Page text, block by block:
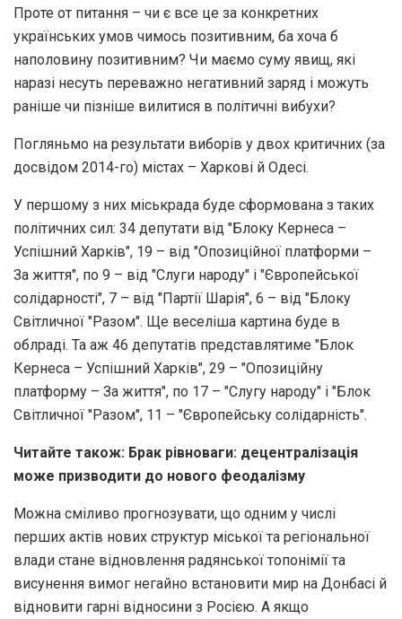
Проте от питання – чи є все це за конкретних
українських умов чимось позитивним, ба хоча б
наполовину позитивним? Чи маємо суму явищ, які
наразі несуть переважно негативний заряд і можуть
раніше чи пізніше вилитися в політичні вибухи?
Погляньмо на результати виборів у двох критичних (за
досвідом 2014-го) містах – Харкові й Одесі.
У першому з них міськрада буде сформована з таких
політичних сил: 34 депутати від "Блоку Кернеса –
Успішний Харків", 19 – від "Опозиційної платформи –
За життя", по 9 – від "Слуги народу" і "Європейської
солідарності", 7 – від "Партії Шарія", 6 – від "Блоку
Світличної "Разом". Ще веселіша картина буде в
облраді. Та аж 46 депутатів представлятиме "Блок
Кернеса – Успішний Харків", 29 – "Опозиційну
платформу – За життя", по 17 – "Слугу народу" і "Блок
Світличної "Разом", 11 – "Європейську солідарність".
Читайте також: Брак рівноваги: децентралізація
може призводити до нового феодалізму
Можна сміливо прогнозувати, що одним у числі
перших актів нових структур міської та регіональної
влади стане відновлення радянської топонімії та
висунення вимог негайно встановити мир на Донбасі й
відновити гарні відносини з Росією. А якщо